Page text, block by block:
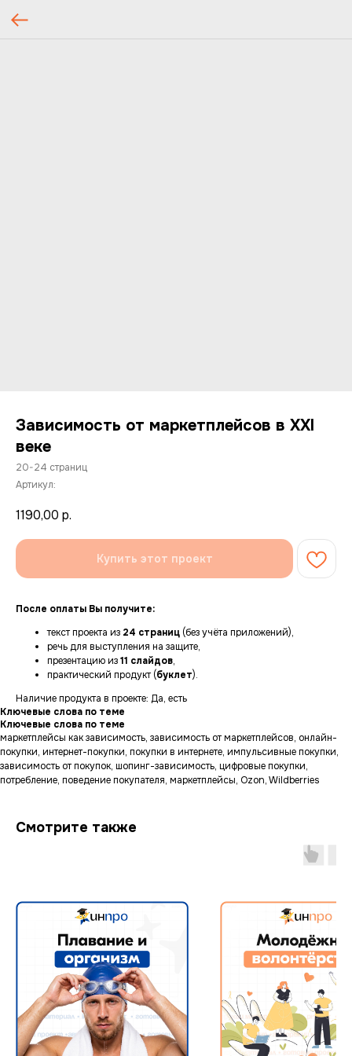
Зависимость от маркетплейсов в XXI
веке
20-24 страниц
Артикул:
1190,00 р.
Купить этот проект
После оплаты Вы получите:
текст проекта из 24 страниц (без учёта приложений),
речь для выступления на защите,
презентацию из11 слайдов,
практический продукт (буклет).
Наличие продукта в проекте: Да, есть
Ключевые слова по теме
Ключевые слова по теме
маркетплейсы как зависимость, зависимость от маркетплейсов, онлайн-
покупки, интернет-покупки, покупки в интернете, импульсивные покупки,
зависимость от покупок, шопинг-зависимость, цифровые покупки,
потребление, поведение покупателя, маркетплейсы, Ozon, Wildberries
Смотрите также